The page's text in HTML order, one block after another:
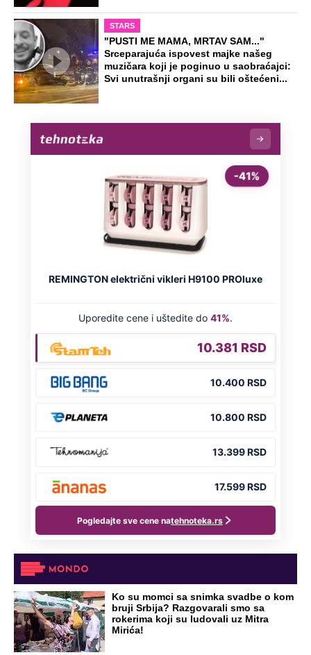
vojnicima pa ubijena, ljubavnik sve
gledao
Preporučeno
NA VREME SVE
godine: Organizujte sebi mini odmor od
čak četiri slobodna dana
OD NAVODNOG HEROJA DO BRUTALNOG UBICE
GENERAL IVAN STRELJAO SRBE, A
HRVATI GA SLAVILI KAO HEROJA KNINA:
Par godina kasnije išao od kuće do kuće i
UBIJAO!